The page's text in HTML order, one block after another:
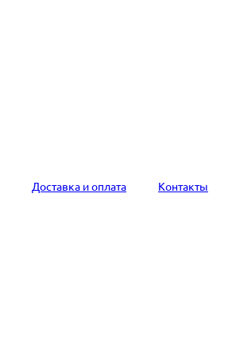
Доставка и оплата Контакты